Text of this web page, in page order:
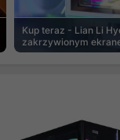
Kup teraz - Lian Li
zakrzywionym